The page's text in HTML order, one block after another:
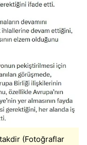
(Fotoğraflar